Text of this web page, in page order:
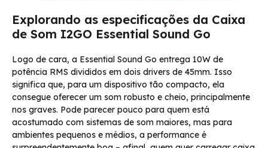
Explorando as especificações da Caixa
de Som I2GO Essential Sound Go
Logo de cara, a Essential Sound Go entrega 10W de
potência RMS divididos em dois drivers de 45mm. Isso
significa que, para um dispositivo tão compacto, ela
consegue oferecer um som robusto e cheio, principalmente
nos graves. Pode parecer pouco para quem está
acostumado com sistemas de som maiores, mas para
ambientes pequenos e médios, a performance é